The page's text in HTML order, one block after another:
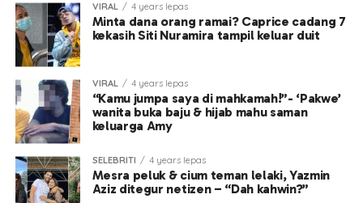
VIRAL 4 years lepas
Minta dana orang ramai? Caprice cadang 7
kekasih Siti Nuramira tampil keluar duit
VIRAL 4 years lepas
“Kamu jumpa saya di mahkamah!”- ‘Pakwe’
wanita buka baju & hijab mahu saman
keluarga Amy
SELEBRITI 4 years lepas
Mesra peluk & cium teman lelaki, Yazmin
Aziz ditegur netizen – “Dah kahwin?”